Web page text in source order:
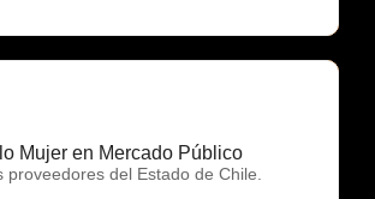
Mujer en Mercado Público
proveedores del Estado de Chile.
OTP Servicios